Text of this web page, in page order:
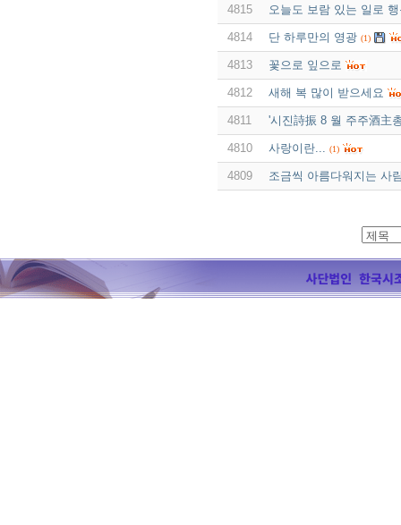
4815 오늘도 보람 있는 일로
4814 단 하루만의 영광 (1)
4813 꽃으로 잎으로
4812 새해 복 많이 받으세요
4811 '시진詩振 8 월 주주酒主
4810 사랑이란... (1)
4809 조금씩 아름다워지는 사